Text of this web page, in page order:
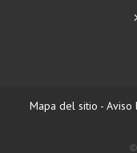
Mapa del sitio - Aviso
©